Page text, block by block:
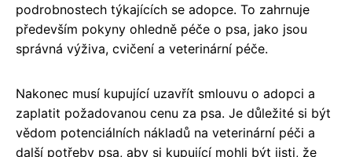
podrobnostech týkajících se adopce. To zahrnuje
především pokyny ohledně péče o psa, jako jsou
správná výživa, cvičení a veterinární péče.
Nakonec musí kupující uzavřít smlouvu o adopci a
zaplatit požadovanou cenu za psa. Je důležité si být
vědom potenciálních nákladů na veterinární péči a
další potřeby psa, aby si kupující mohli být jisti, že